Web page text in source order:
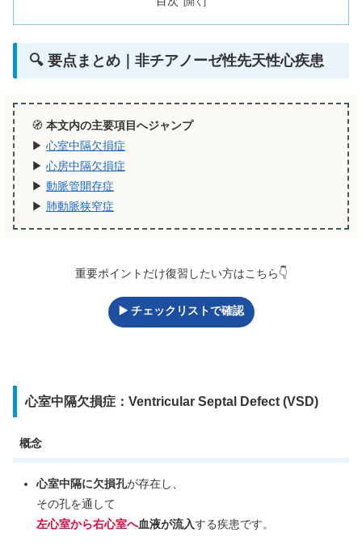
🔍 要点まとめ｜非チアノーゼ性先天性心疾患
🧭 本文内の主要項目へジャンプ
▶︎ 心室中隔欠損症
▶︎ 心房中隔欠損症
▶︎ 動脈管開存症
▶︎ 肺動脈狭窄症
重要ポイントだけ復習したい方はこちら👇
▶️ チェックリストで確認
心室中隔欠損症：Ventricular Septal Defect (VSD)
概念
心室中隔に欠損孔が存在し、
その孔を通して
左心室から右心室へ血液が流入する疾患です。